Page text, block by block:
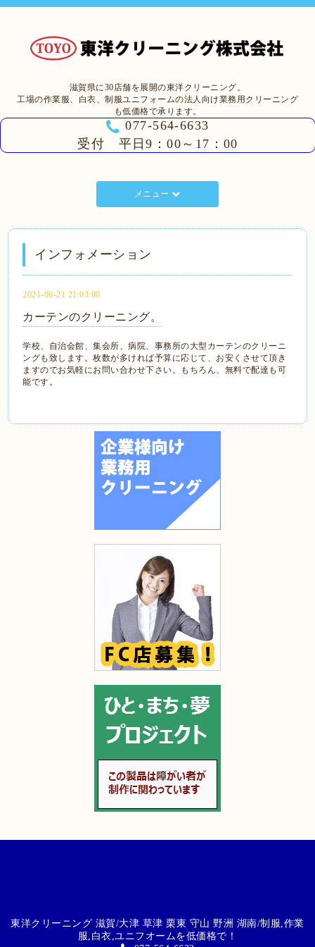
滋賀県に30店舗を展開の東洋クリーニング。
工場の作業服、白衣、制服ユニフォームの法人向け業務用クリーニング
も低価格で承ります。
077-564-6633
受付 平日9：00～17：00
メニュー
インフォメーション
2021-06-21 21:03:00
カーテンのクリーニング。
学校、自治会館、集会所、病院、事務所の大型カーテンのクリーニ
ングも致します。枚数が多ければ予算に応じて、お安くさせて頂き
ますのでお気軽にお問い合わせ下さい。もちろん、無料で配達も可
能です。
東洋クリーニング 滋賀/大津 草津 栗東 守山 野洲 湖南/制服,作業
服,白衣,ユニフオームを低価格で！